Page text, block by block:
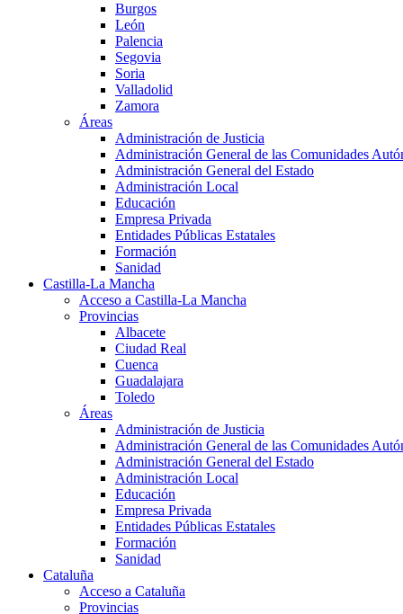
Burgos
León
Palencia
Segovia
Soria
Valladolid
Zamora
Áreas
Administración de Justicia
Administración General de las Comunidades
Administración General del Estado
Administración Local
Educación
Empresa Privada
Entidades Públicas Estatales
Formación
Sanidad
Castilla-La Mancha
Acceso a Castilla-La Mancha
Provincias
Albacete
Ciudad Real
Cuenca
Guadalajara
Toledo
Áreas
Administración de Justicia
Administración General de las Comunidades
Administración General del Estado
Administración Local
Educación
Empresa Privada
Entidades Públicas Estatales
Formación
Sanidad
Cataluña
Acceso a Cataluña
Provincias